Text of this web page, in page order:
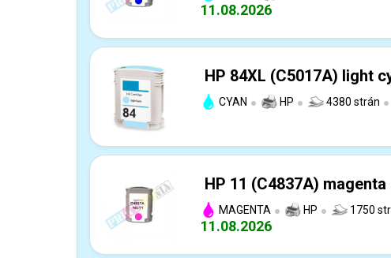
11.08.2026
HP 84XL (C5017A) light
CYAN HP 4380 strán
HP 11 (C4837A)
MAGENTA HP 1750
11.08.2026